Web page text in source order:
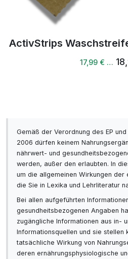
Schicht 5: Durchlässige
effektiven und schnellen
8. Schicht: leicht
Klebeschicht mit einem
Klebstoff
Acht außergewöhnliche
HEALTH Produkte:
antibakteriell
entzündungshemmend
stärkt das Immunsystem
ActivStrips
17,99 € …
Gemäß der Verordnung des EP
2006 dürfen keinem
nährwert- und
werden, außer den erlaubten. In
um die allgemeinen Wirkungen der
die Sie in Lexika und Lehrliteratur
Bei allen aufgeführten
gesundheitsbezogenen Angaben
zugängliche Informationen aus in-
Informationsquellen und sie stellen
tatsächliche Wirkung von
deren ernährungsphysiologische